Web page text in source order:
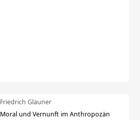
Friedrich Glauner
Moral und Vernunft im Anthropozän